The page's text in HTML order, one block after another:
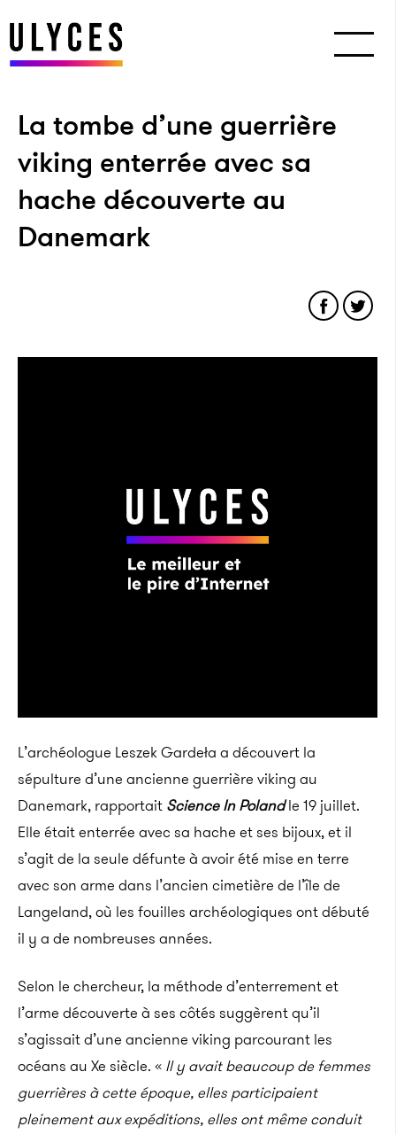
La tombe d’une guerrière
viking enterrée avec sa
hache découverte au
Danemark
L’archéologue Leszek Gardeła a découvert la
sépulture d’une ancienne guerrière viking au
Danemark, rapportait Science In Polandle 19 juillet.
Elle était enterrée avec sa hache et ses bijoux, et il
s’agit de la seule défunte à avoir été mise en terre
avec son arme dans l’ancien cimetière de l’île de
Langeland, où les fouilles archéologiques ont débuté
il y a de nombreuses années.
Selon le chercheur, la méthode d’enterrement et
l’arme découverte à ses côtés suggèrent qu’il
s’agissait d’une ancienne viking parcourant les
océans au Xe siècle. « Il y avait beaucoup de femmes
guerrières à cette époque, elles participaient
pleinement aux expéditions, elles ont même conduit